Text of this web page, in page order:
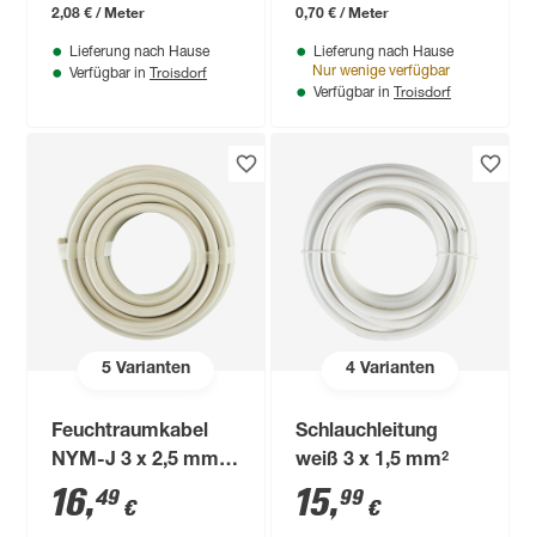
2,08 € / Meter
Lieferung nach Hause
Verfügbar in Troisdorf
0,70 € / Meter
Lieferung nach Hause
Nur wenige verfügbar
Verfügbar in Troisdorf
5Varianten
Feuchtraumkabel
NYM-J 3 x 2,5 mm²
10m
16,49 €
4Varianten
Schlauchleitung
weiß 3 x 1,5 mm²
15,99 €